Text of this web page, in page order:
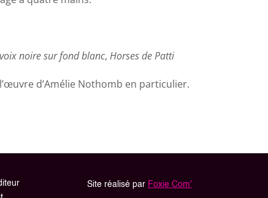
Site réalisé par Foxie Com'
noire sur fond blanc, Horses de Patti
d’Amélie Nothomb en particulier.